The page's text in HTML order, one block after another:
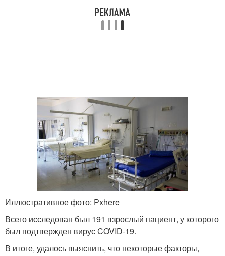
Иллюстративное фото: Pxhere
Всего исследован был 191 взрослый пациент, у которого
был подтвержден вирус COVID-19.
В итоге, удалось выяснить, что некоторые факторы,